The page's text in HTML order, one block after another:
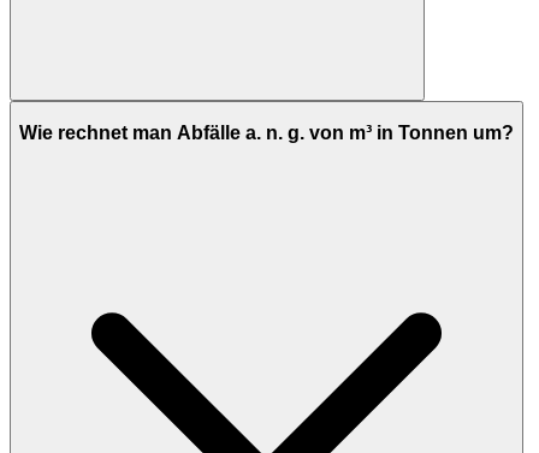
Wie rechnet man Abfälle a. n. g. von m³ in Tonnen um?